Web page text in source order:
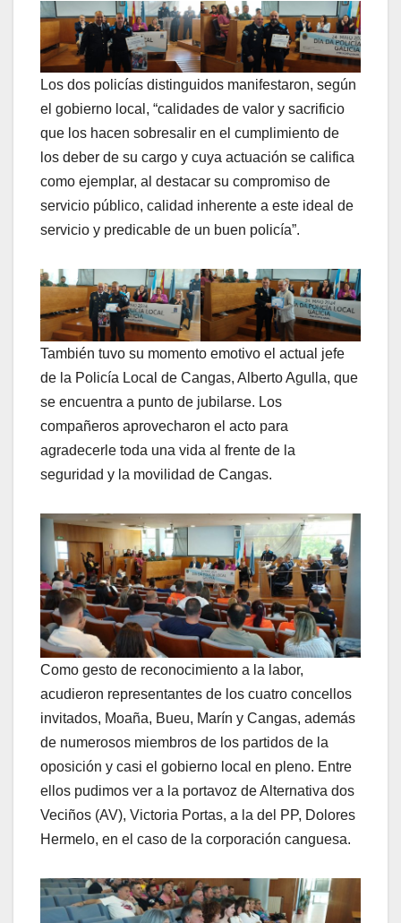
Los dos policías distinguidos manifestaron, según
el gobierno local, “calidades de valor y sacrificio
que los hacen sobresalir en el cumplimiento de
los deber de su cargo y cuya actuación se califica
como ejemplar, al destacar su compromiso de
servicio público, calidad inherente a este ideal de
servicio y predicable de un buen policía”.
También tuvo su momento emotivo el actual jefe
de la Policía Local de Cangas, Alberto Agulla, que
se encuentra a punto de jubilarse. Los
compañeros aprovecharon el acto para
agradecerle toda una vida al frente de la
seguridad y la movilidad de Cangas.
Como gesto de reconocimiento a la labor,
acudieron representantes de los cuatro concellos
invitados, Moaña, Bueu, Marín y Cangas, además
de numerosos miembros de los partidos de la
oposición y casi el gobierno local en pleno. Entre
ellos pudimos ver a la portavoz de Alternativa dos
Veciños (AV), Victoria Portas, a la del PP, Dolores
Hermelo, en el caso de la corporación canguesa.